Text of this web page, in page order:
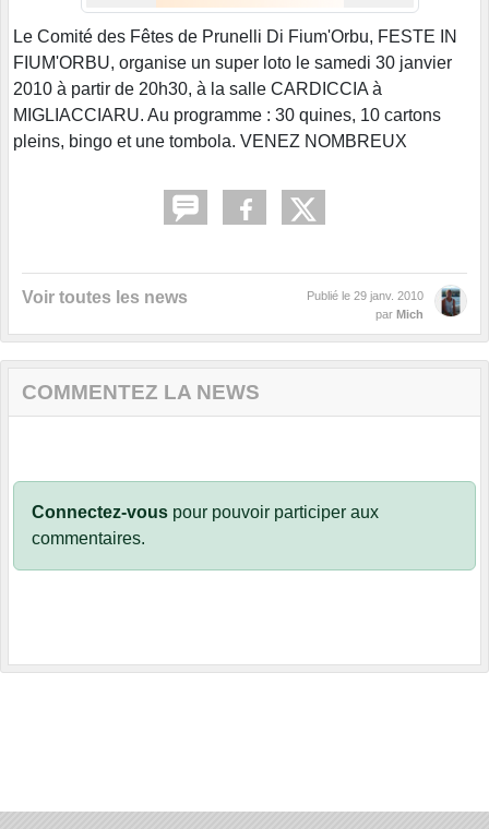
Le Comité des Fêtes de Prunelli Di Fium'Orbu, FESTE IN
FIUM'ORBU, organise un super loto le samedi 30 janvier
2010 à partir de 20h30, à la salle CARDICCIA à
MIGLIACCIARU. Au programme : 30 quines, 10 cartons
pleins, bingo et une tombola. VENEZ NOMBREUX
Voir toutes les news Publié le 29 janv. 2010
par Mich
COMMENTEZ LA NEWS
Connectez-vous pour pouvoir participer aux
commentaires.